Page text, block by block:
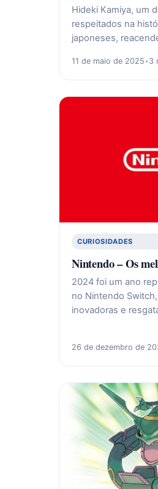
Hideki Kamiya, um
respeitados na
japoneses,
11 de maio de 2025•3
CURIOSIDADES
Nintendo – Os
2024 foi um ano
no Nintendo
inovadoras e
26 de dezembro de